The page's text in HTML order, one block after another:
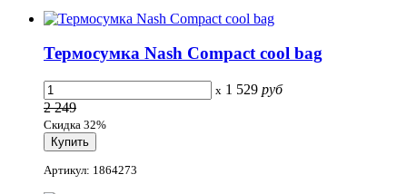
Термосумка Nash Compact cool bag
x 1 529 руб
2 249
Скидка 32%
Артикул: 1864273